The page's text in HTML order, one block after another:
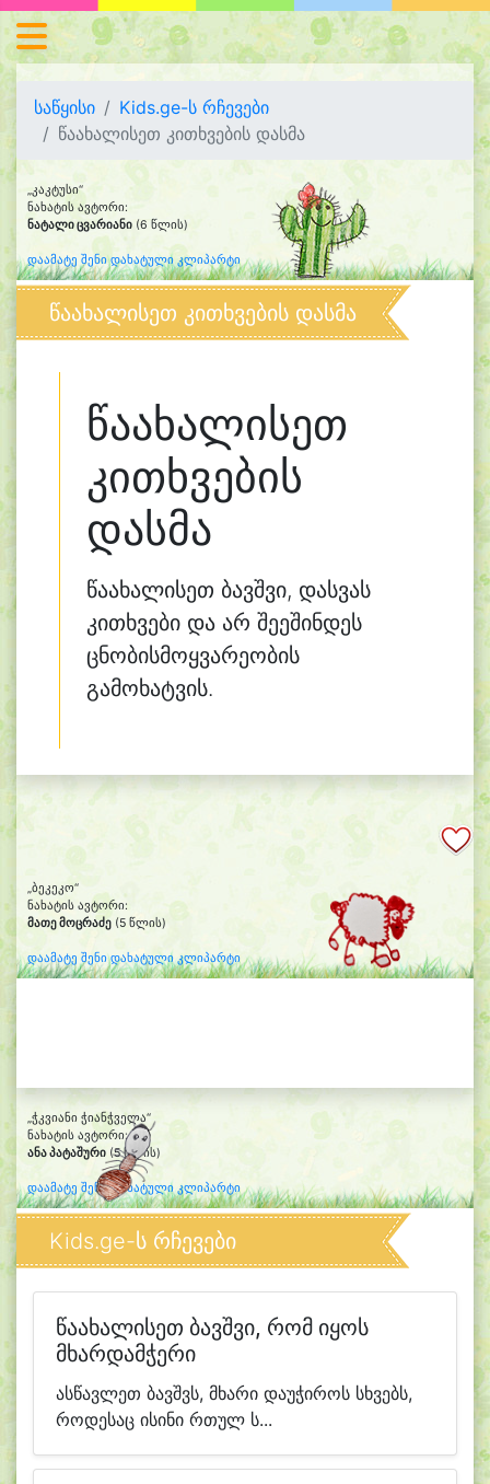
საწყისი
Kids.ge-ს რჩევები
წაახალისეთ კითხვების დასმა
„კაკტუსი“
ნახატის ავტორი:
ნატალი ცვარიანი (6 წლის)
დაამატე შენი დახატული კლიპარტი
წაახალისეთ კითხვების დასმა
წაახალისეთ
კითხვების
დასმა
წაახალისეთ ბავშვი, დასვას
კითხვები და არ შეეშინდეს
ცნობისმოყვარეობის
გამოხატვის.
„ბეკეკო“
ნახატის ავტორი:
მათე მოცრაძე (5 წლის)
დაამატე შენი დახატული კლიპარტი
„ჭკვიანი ჭიანჭველა“
ნახატის ავტორი:
ანა პატაშური (5 წლის)
დაამატე შენი დახატული კლიპარტი
Kids.ge-ს რჩევები
წაახალისეთ ბავშვი, რომ იყოს
მხარდამჭერი
ასწავლეთ ბავშვს, მხარი დაუჭიროს სხვებს,
როდესაც ისინი რთულ ს...